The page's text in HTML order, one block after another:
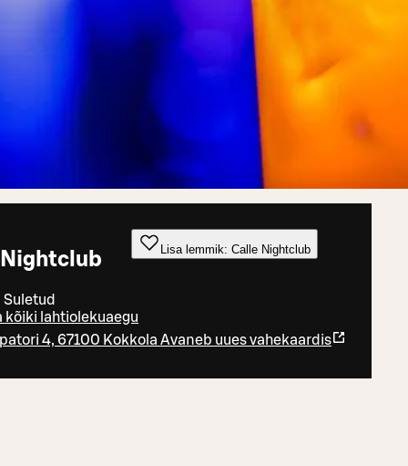
Lisa lemmik: Calle Nightclub
Suletud
kõiki lahtiolekuaegu
4, 67100 Kokkola Avaneb uues vahekaardis